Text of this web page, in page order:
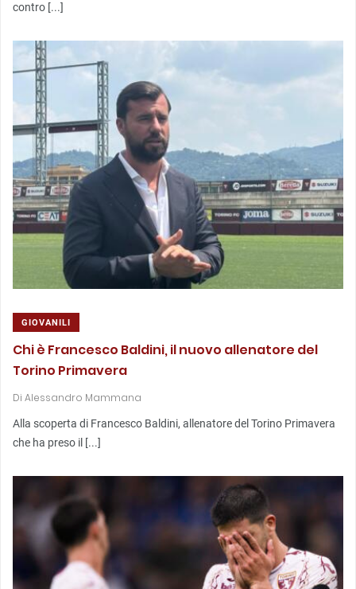
contro [...]
GIOVANILI
Chi è Francesco Baldini, il nuovo allenatore del
Torino Primavera
Di Alessandro Mammana
Alla scoperta di Francesco Baldini, allenatore del Torino Primavera
che ha preso il [...]